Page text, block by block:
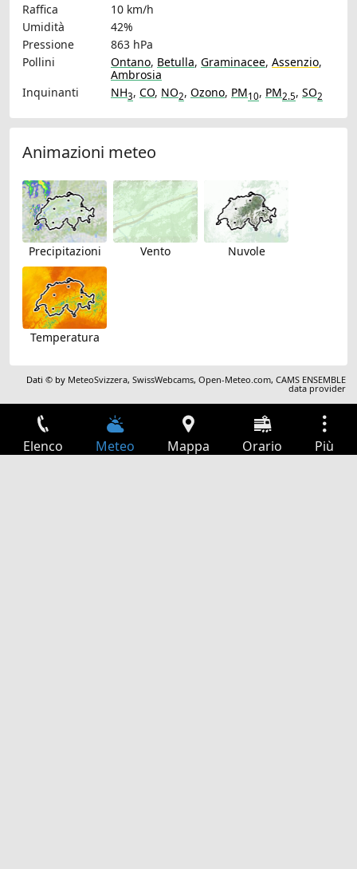
Raffica
10 km/h
Umidità
42%
Pressione
863 hPa
Pollini
Ontano, Betulla, Graminacee, Assenzio,
Ambrosia
Inquinanti
NH3, CO, NO2, Ozono, PM10, PM2.5, SO2
Animazioni meteo
Precipitazioni Vento Nuvole
Temperatura
Dati © by MeteoSvizzera,SwissWebcams,Open-Meteo.com,CAMS ENSEMBLE
data provider
Elenco Meteo Mappa Orario Più